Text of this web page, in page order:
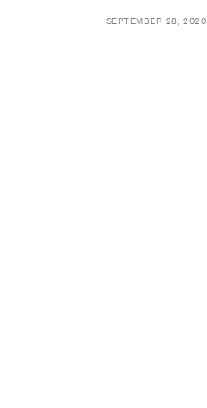
SEPTEMBER 28, 2020